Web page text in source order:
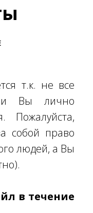
т.к. не все
Вы лично
Пожалуйста,
собой право
людей, а Вы
в течение